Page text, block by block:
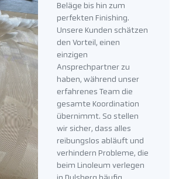
Beläge bis hin zum
perfekten Finishing.
Unsere Kunden schätzen
den Vorteil, einen
einzigen
Ansprechpartner zu
haben, während unser
erfahrenes Team die
gesamte Koordination
übernimmt. So stellen
wir sicher, dass alles
reibungslos abläuft und
verhindern Probleme, die
beim Linoleum verlegen